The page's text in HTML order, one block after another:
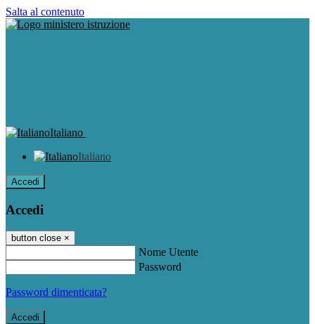
Salta al contenuto
Italiano
Italiano
Accedi
Accedi
button close ×
Nome Utente
Password
Password dimenticata?